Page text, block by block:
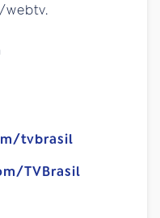
tvbrasil
TVBrasil